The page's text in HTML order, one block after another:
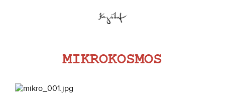
MIKROKOSMOS